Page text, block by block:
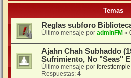
Temas
Reglas subforo
Último mensaje por adminFM «
Ajahn Chah Subhaddo
Sufrimiento, No "Seas"
Último mensaje por foresttemple
Respuestas: 4